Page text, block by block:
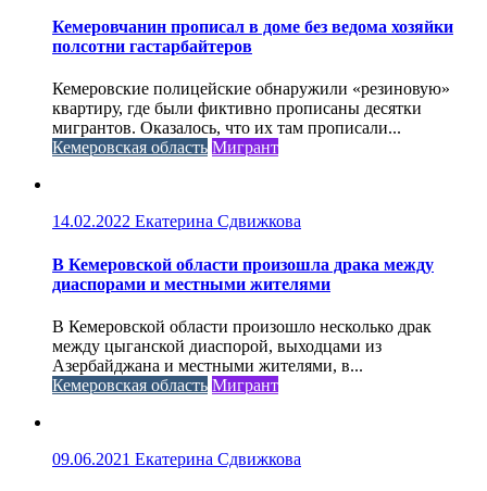
Кемеровчанин прописал в доме без ведома хозяйки
полсотни гастарбайтеров
Кемеровские полицейские обнаружили «резиновую»
квартиру, где были фиктивно прописаны десятки
мигрантов. Оказалось, что их там прописали...
Кемеровская область Мигрант
14.02.2022 Екатерина Сдвижкова
В Кемеровской области произошла драка между
диаспорами и местными жителями
В Кемеровской области произошло несколько драк
между цыганской диаспорой, выходцами из
Азербайджана и местными жителями, в...
Кемеровская область Мигрант
09.06.2021 Екатерина Сдвижкова